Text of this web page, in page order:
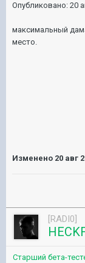
Опубликовано: 20
максимальный
место.
Изменено 20 авг
[RADI0]
Старший бета-